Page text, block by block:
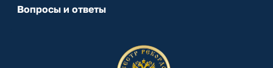
Вопросы и ответы